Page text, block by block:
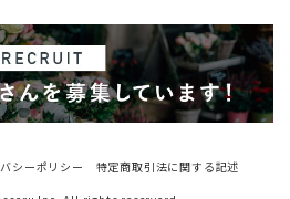
シーポリシー
特定商取引法に関する記述